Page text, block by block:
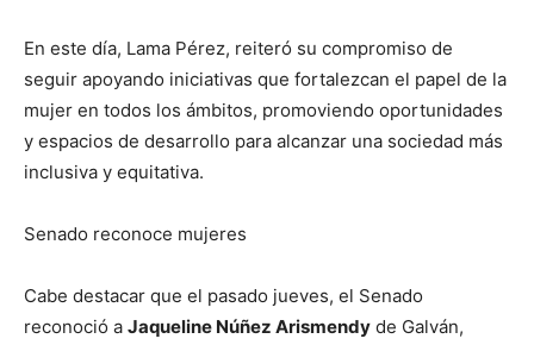
En este día, Lama Pérez, reiteró su compromiso de
seguir apoyando iniciativas que fortalezcan el papel de la
mujer en todos los ámbitos, promoviendo oportunidades
y espacios de desarrollo para alcanzar una sociedad más
inclusiva y equitativa.
Senado reconoce mujeres
Cabe destacar que el pasado jueves, el Senado
reconoció a Jaqueline Núñez Arismendy de Galván,